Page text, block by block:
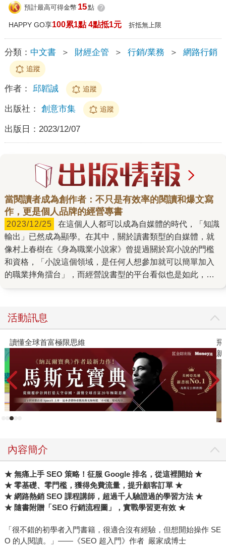
預計最高可得金幣 15點 ?
HAPPY GO享100累1點 4點抵1元 折抵無上限
分類： 中文書 ＞ 財經企管 ＞ 行銷/業務 ＞ 網路行銷
追蹤
作者： 邱韜誠 追蹤
出版社： 創意市集 追蹤
出版日： 2023/12/07
當閱讀者成為創作者：不只是有效率的閱讀和爆文寫
作，更是個人品牌的經營專書
2023/12/25
輸出」已然成為顯學。在其中，關於讀書類型的自媒體，就
像村上春樹在《身為職業小說家》曾提過關於寫小說的門檻
和資格，「小說這個領域，是任何人想參加就可以簡單加入
的職業摔角擂台」，而經營說書型的平台看似也是如此，只
難，實際上則不然；開始創作後，有幾個必然會遇到的卡關
點。 同質性：同一本熱門書，好幾個平台都已經介紹過了，
如何做出差異。 生產力：閱讀速度太慢、特別是知識型的書
籍，影響平台更新。 新媒介：從平面轉到影音時，其中的轉
換不知如何拿捏處理。 《讀書變現的創作法則》的作者弘
丹，最初也是一位讀者，這些都是她在經營自媒體時的曾發
生的歷程；而她主辦的閱讀寫作營，讓不少參加的學員都成
功地複製她的經驗，達到讀書變現。 在書中，不只有如何閱
讀一本書的多種讀書方式，還有吸睛文章的寫作技巧，更有
和寫作相關的課程設計，讓流量確實變現。 從單純的閱讀者
投身創作，再從創作者成為一位經營者──《讀書變現的創作
法則》是一本知識量爆棚、技能值點滿的實用書，同時也是
一本改變人生、打造善循環的勵志故事。如同弘丹在序文中
所說，讀書原本是一項副業，她透過這項副業不僅變現獲
利，還影響了許多人開始閱讀寫作，而這些人又帶著身邊的
家人朋友一起閱讀，讓讀書不僅是副業，更成為「富業」和
「福業」。
活動訊息
思維
飛吧，鴻！：母親、
新系列作）
內容簡介
★ 無痛上手 SEO 策略！征服 Google 排名，從這裡開始 ★
★ 零基礎、零門檻，獲得免費流量，提升顧客訂單 ★
★ 網路熱銷 SEO 課程講師，超過千人驗證過的學習方法 ★
★ 隨書附贈「SEO 行銷流程圖」，實戰學習更有效 ★
「很不錯的初學者入門書籍，很適合沒有經驗，但想開始操作 SE
O 的人閱讀。」——《SEO 超入門》作者 嚴家成博士